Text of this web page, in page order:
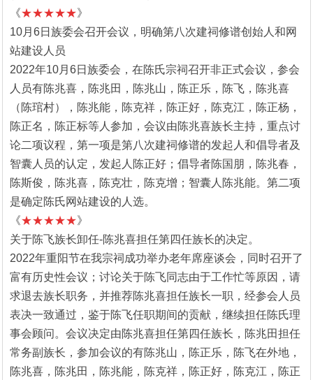
《★★★★★》
10月6日族委会召开会议，明确第八次建祠修谱创始人和网
站建设人员
2022年10月6日族委会，在陈氏宗祠召开非正式会议，参会
人员有陈兆喜，陈兆田，陈兆山，陈正乐，陈飞，陈兆喜
（陈琯村），陈兆能，陈克祥，陈正好，陈克江，陈正杨，
陈正名，陈正标等人参加，会议由陈兆喜族长主持，重点讨
论二项议程，第一项是第八次建祠修谱的发起人和倡导者及
智囊人员的认定，发起人陈正好；倡导者陈国朋，陈兆春，
陈斯俊，陈兆喜，陈克壮，陈克增；智囊人陈兆能。第二项
是确定陈氏网站建设的人选。
《★★★★★》
关于陈飞族长卸任-陈兆喜担任第四任族长的决定。
2022年重阳节在我宗祠成功举办老年席座谈会，同时召开了
富有历史性会议；讨论关于陈飞同志由于工作忙等原因，请
求退去族长职务，并推荐陈兆喜担任族长一职，经参会人员
表决一致通过，鉴于陈飞任职期间的贡献，继续担任陈氏理
事会顾问。会议决定由陈兆喜担任第四任族长，陈兆田担任
常务副族长，参加会议的有陈兆山，陈正乐，陈飞在外地，
陈兆喜，陈兆田，陈兆能，陈克祥，陈正好，陈克江，陈正